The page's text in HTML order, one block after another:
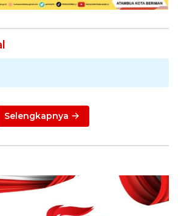
Selengkapnya